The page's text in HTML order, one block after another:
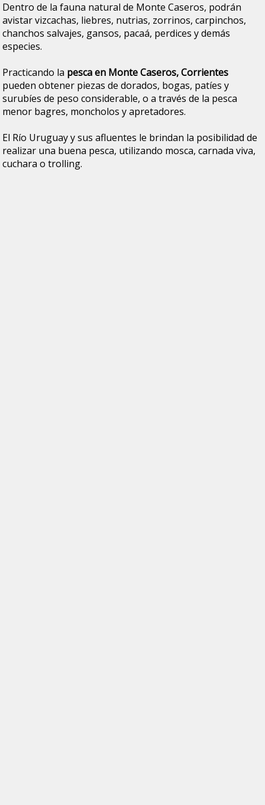
Dentro de la fauna natural de Monte Caseros, podrán
avistar vizcachas, liebres, nutrias, zorrinos, carpinchos,
chanchos salvajes, gansos, pacaá, perdices y demás
especies.
Practicando la pesca en Monte Caseros, Corrientes
pueden obtener piezas de dorados, bogas, patíes y
surubíes de peso considerable, o a través de la pesca
menor bagres, moncholos y apretadores.
El Río Uruguay y sus afluentes le brindan la posibilidad de
realizar una buena pesca, utilizando mosca, carnada viva,
cuchara o trolling.